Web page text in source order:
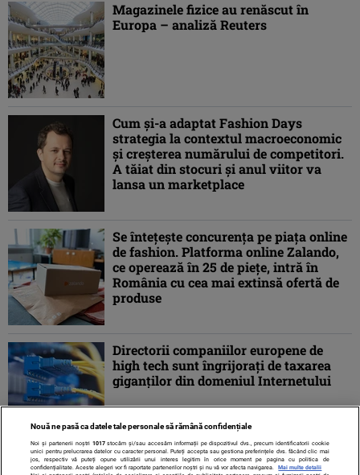
Magazinele fizice au renăscut în
Europa – analiză Reuters
Cum și-a adaptat Fashion Days
strategia la contextul macroeconomic
și creșterea numărului de competitori.
A tăiat din stocuri și anul viitor va
lansa un marketplace
Se întețește concurența pe piața online
de fashion. Platforma online Zalando,
ce operează în 25 de piețe, intră în
România cu cea mai extinsă ofertă de
produse
Directorii companiilor europene de
high tech sunt îngrijoraţi de taxarea
giganţilor din domeniul Internetului
Nouă ne pasă ca datele tale personale să rămână confidențiale
Noi și partenerii noștri 1017stocăm și/sau accesăm informații pe dispozitivul dvs., precum identificatorii cookie
unici pentru prelucrarea datelor cu caracter personal. Puteți accepta sau gestiona preferințele dvs. făcând clic mai
jos, respectiv vă puteți opune utilizării unui interes legitim în orice moment pe pagina cu politica de
confidențialitate. Aceste alegeri vor fi raportate partenerilor noștri și nu vă vor afecta navigarea.
Mai multe detalii